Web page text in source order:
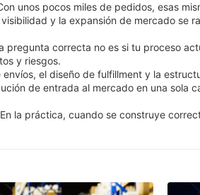
unos pocos miles de pedidos, esas
y la expansión de mercado se
correcta no es si tu proceso
y riesgos.
el diseño de fulfillment y la
de entrada al mercado en una sola
la práctica, cuando se construye